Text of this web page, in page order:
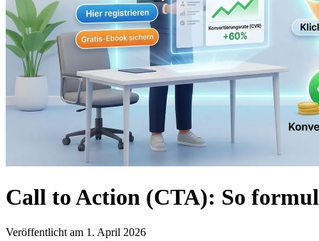
Call to Action (CTA): So
Veröffentlicht am 1. April 2026